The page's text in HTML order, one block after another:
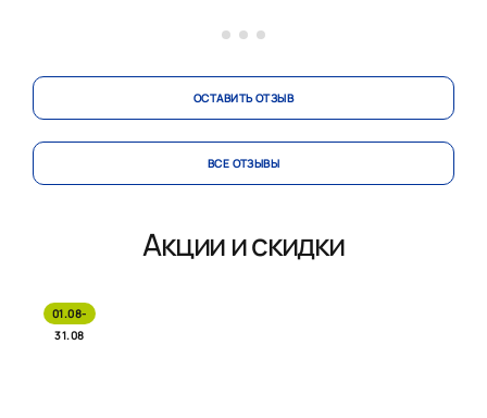
ОСТАВИТЬ ОТЗЫВ
ВСЕ ОТЗЫВЫ
Акции и скидки
01.08-
31.08